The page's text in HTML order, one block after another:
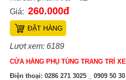
Giá: 260.000đ
ĐẶT HÀNG
Lượt xem: 6189
CỬA HÀNG PHỤ TÙNG TRANG TRÍ
Điện thoại: 0286 271 3025 _ 0909 50